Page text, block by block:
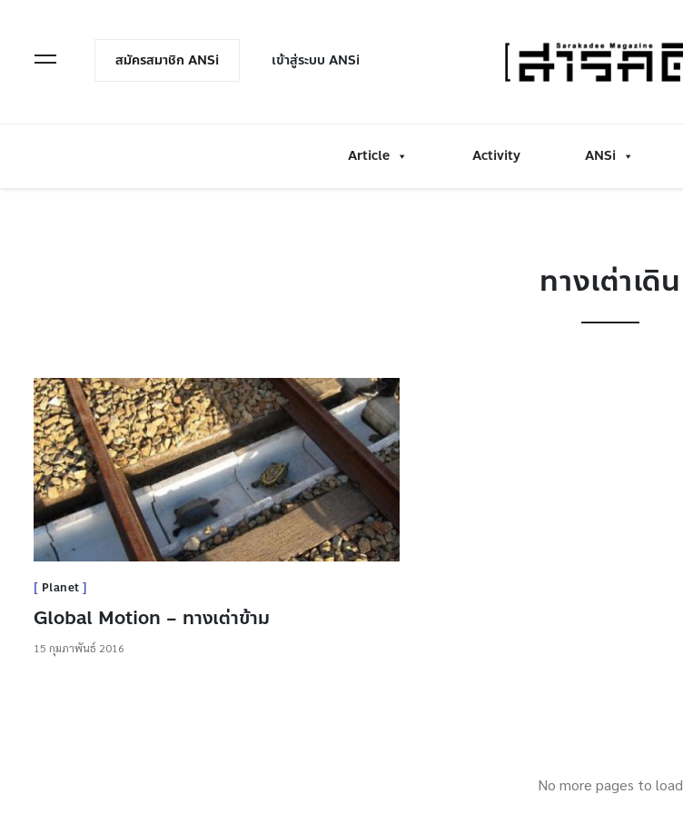
Open Menuสมัครสมาชิก ANSi เข้าสู่ระบบ ANSi
Article Activity ANSi
ทางเต่าเดิน
Planet
Global Motion – ทางเต่าข้าม
15 กุมภาพันธ์ 2016
No more pages to load